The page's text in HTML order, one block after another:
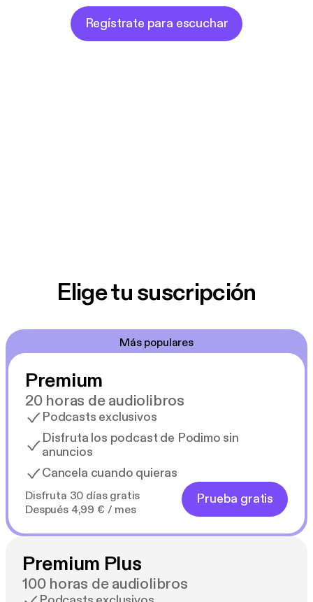
Regístrate para escuchar
Elige tu suscripción
Más populares
Premium
20 horas de audiolibros
Podcasts exclusivos
Disfruta los podcast de Podimo sin
anuncios
Cancela cuando quieras
Disfruta 30 días gratis
Después 4,99 € / mes
Prueba gratis
Premium Plus
100 horas de audiolibros